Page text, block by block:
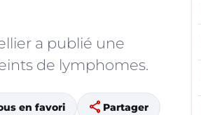
a publié une
de lymphomes.
en favori share Partager